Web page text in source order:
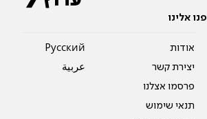
פנו אלינו
אודות
יצירת קשר
פרסמו אצלנו
תנאי שימוש
Pусский
عربية